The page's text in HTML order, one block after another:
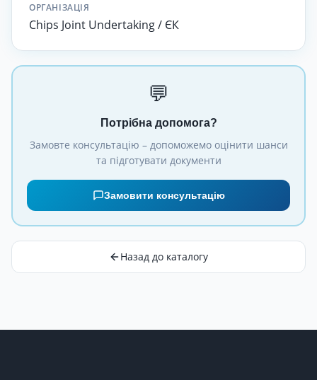
ОРГАНІЗАЦІЯ
Chips Joint Undertaking / ЄК
💬
Потрібна допомога?
Замовте консультацію – допоможемо оцінити шанси
та підготувати документи
Замовити консультацію
Назад до каталогу